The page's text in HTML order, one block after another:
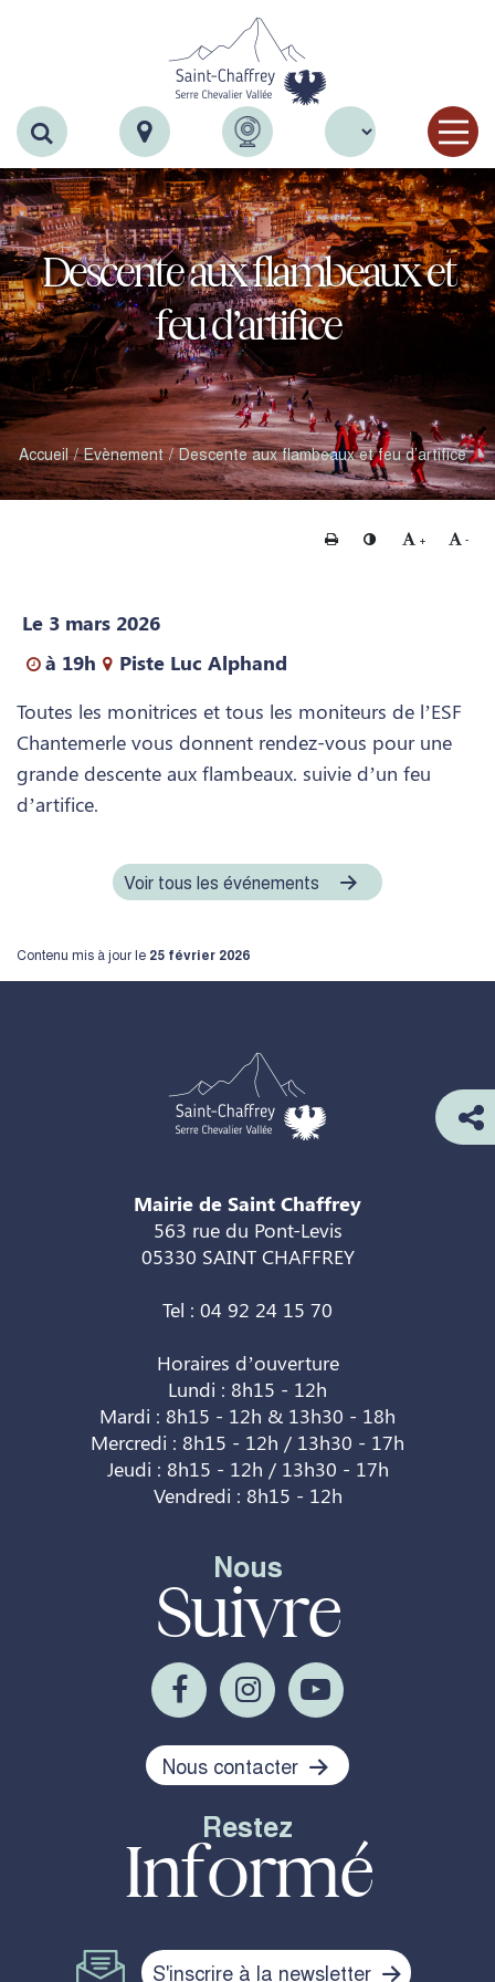
Recherche
Descente aux flambeaux et
feu d’artifice
Accueil Evènement Descente aux flambeaux et feu d’artifice
Imprimer Changer le contraste
+ Agrandir le
-
Le 3 mars 2026
à 19h
Piste Luc Alphand
Toutes les monitrices et tous les moniteurs de l’ESF
Chantemerle vous donnent rendez-vous pour une
grande descente aux flambeaux. suivie d’un feu
d’artifice.
Voir tous les événements
Contenu mis à jour le 25 février 2026
Mairie de Saint Chaffrey
563 rue du Pont-Levis
05330 SAINT CHAFFREY
Tel : 04 92 24 15 70
Horaires d’ouverture
Lundi : 8h15 - 12h
Mardi : 8h15 - 12h & 13h30 - 18h
Mercredi : 8h15 - 12h / 13h30 - 17h
Jeudi : 8h15 - 12h / 13h30 - 17h
Vendredi : 8h15 - 12h
Nous
Suivre
Nous contacter
Restez
Informé
S'inscrire à la newsletter